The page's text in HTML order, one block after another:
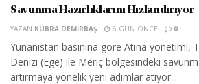
Savunma Hazırlıklarını Hızlandırıyor
YAZAN KÜBRA DEMIRBAŞ 6 GÜN ÖNCE 0
Yunanistan basınına göre Atina yönetimi,
Denizi (Ege) ile Meriç bölgesindeki
artırmaya yönelik yeni adımlar atıyor....